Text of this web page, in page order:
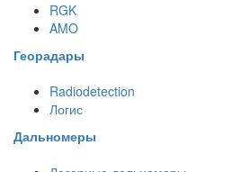
RGK
AMO
Георадары
Radiodetection
Логис
Дальномеры